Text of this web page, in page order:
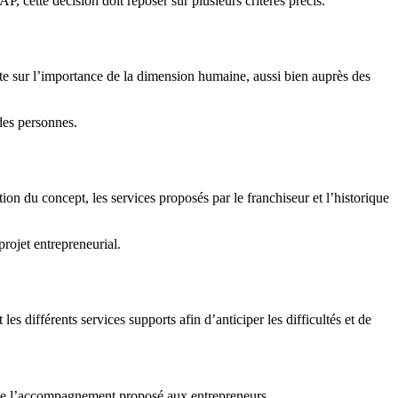
sur l’importance de la dimension humaine, aussi bien auprès des
personnes.
du concept, les services proposés par le franchiseur et l’historique
entrepreneurial.
différents services supports afin d’anticiper les difficultés et de